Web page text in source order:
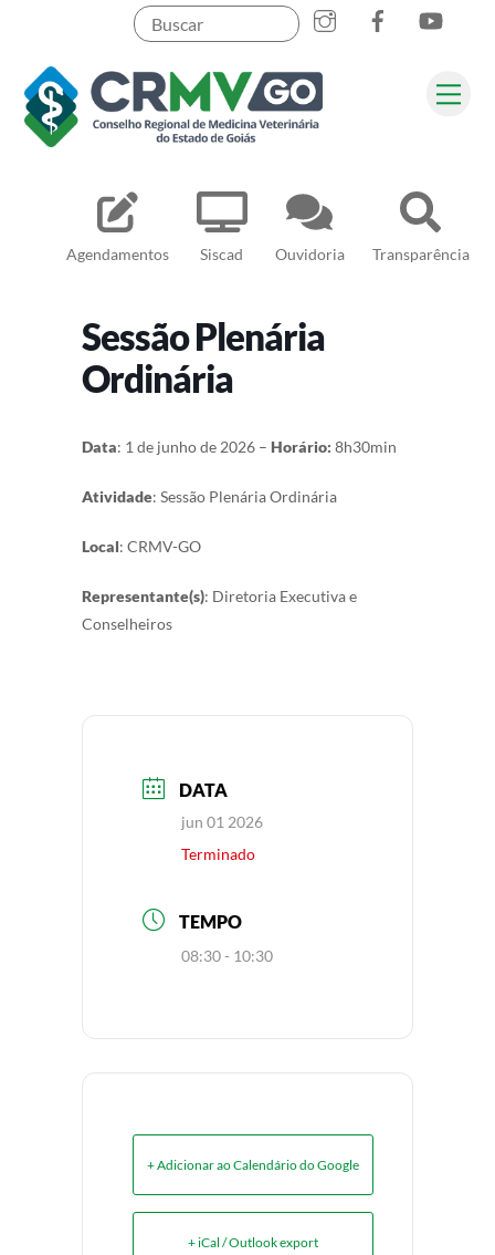
content
Agendamentos Siscad Ouvidoria Transparência
Pesquisar
Sessão Plenária
Ordinária
Data: 1 de junho de 2026 – Horário: 8h30min
Atividade: Sessão Plenária Ordinária
Local: CRMV-GO
Representante(s): Diretoria Executiva e
Conselheiros
DATA
jun 01 2026
Terminado
TEMPO
08:30 - 10:30
+ Adicionar ao Calendário do Google
+ iCal / Outlook export